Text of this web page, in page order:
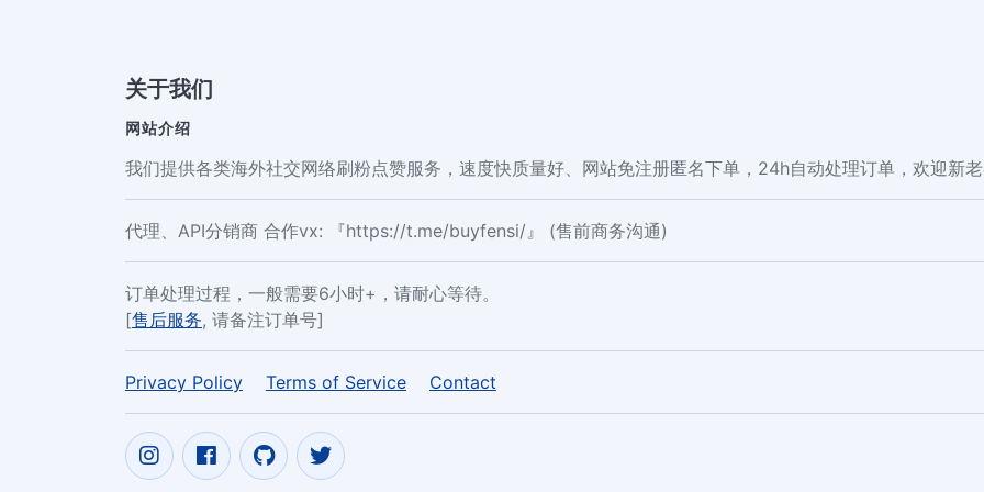
关于我们
网站介绍
我们提供各类海外社交网络刷粉点赞服务，速度快质量好、网站免注册匿名下单，24h自动处理订单，欢迎新老
代理、API分销商 合作vx: 『https://t.me/buyfensi/』 (售前商务沟通)
订单处理过程，一般需要6小时+，请耐心等待。
[售后服务, 请备注订单号]
Privacy Policy Terms of Service Contact